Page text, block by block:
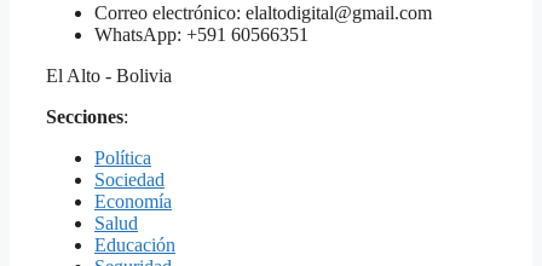
Correo electrónico: elaltodigital@gmail.com
WhatsApp: +591 60566351
El Alto - Bolivia
Secciones:
Política
Sociedad
Economía
Salud
Educación